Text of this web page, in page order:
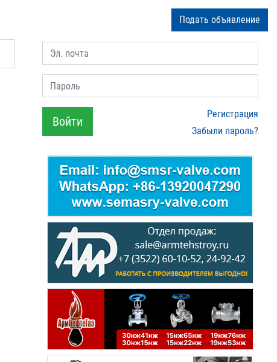
Подать объявление
Эл. почта
Пароль
Войти
Регистрация
Забыли пароль?